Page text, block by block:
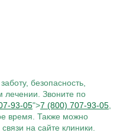
безопасность,
лечении. Звоните по
93-05">7 (800) 707-93-05
время. Также можно
на сайте клиники.